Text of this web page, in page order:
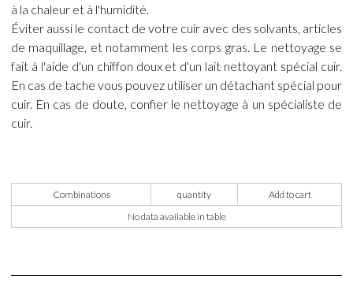
à la chaleur et à l'humidité.
Éviter aussi le contact de votre cuir avec des solvants, articles
de maquillage, et notamment les corps gras. Le nettoyage se
fait à l'aide d'un chiffon doux et d'un lait nettoyant spécial cuir.
En cas de tache vous pouvez utiliser un détachant spécial pour
cuir. En cas de doute, confier le nettoyage à un spécialiste de
cuir.
Combinations quantity
Add to cart
No data available in table